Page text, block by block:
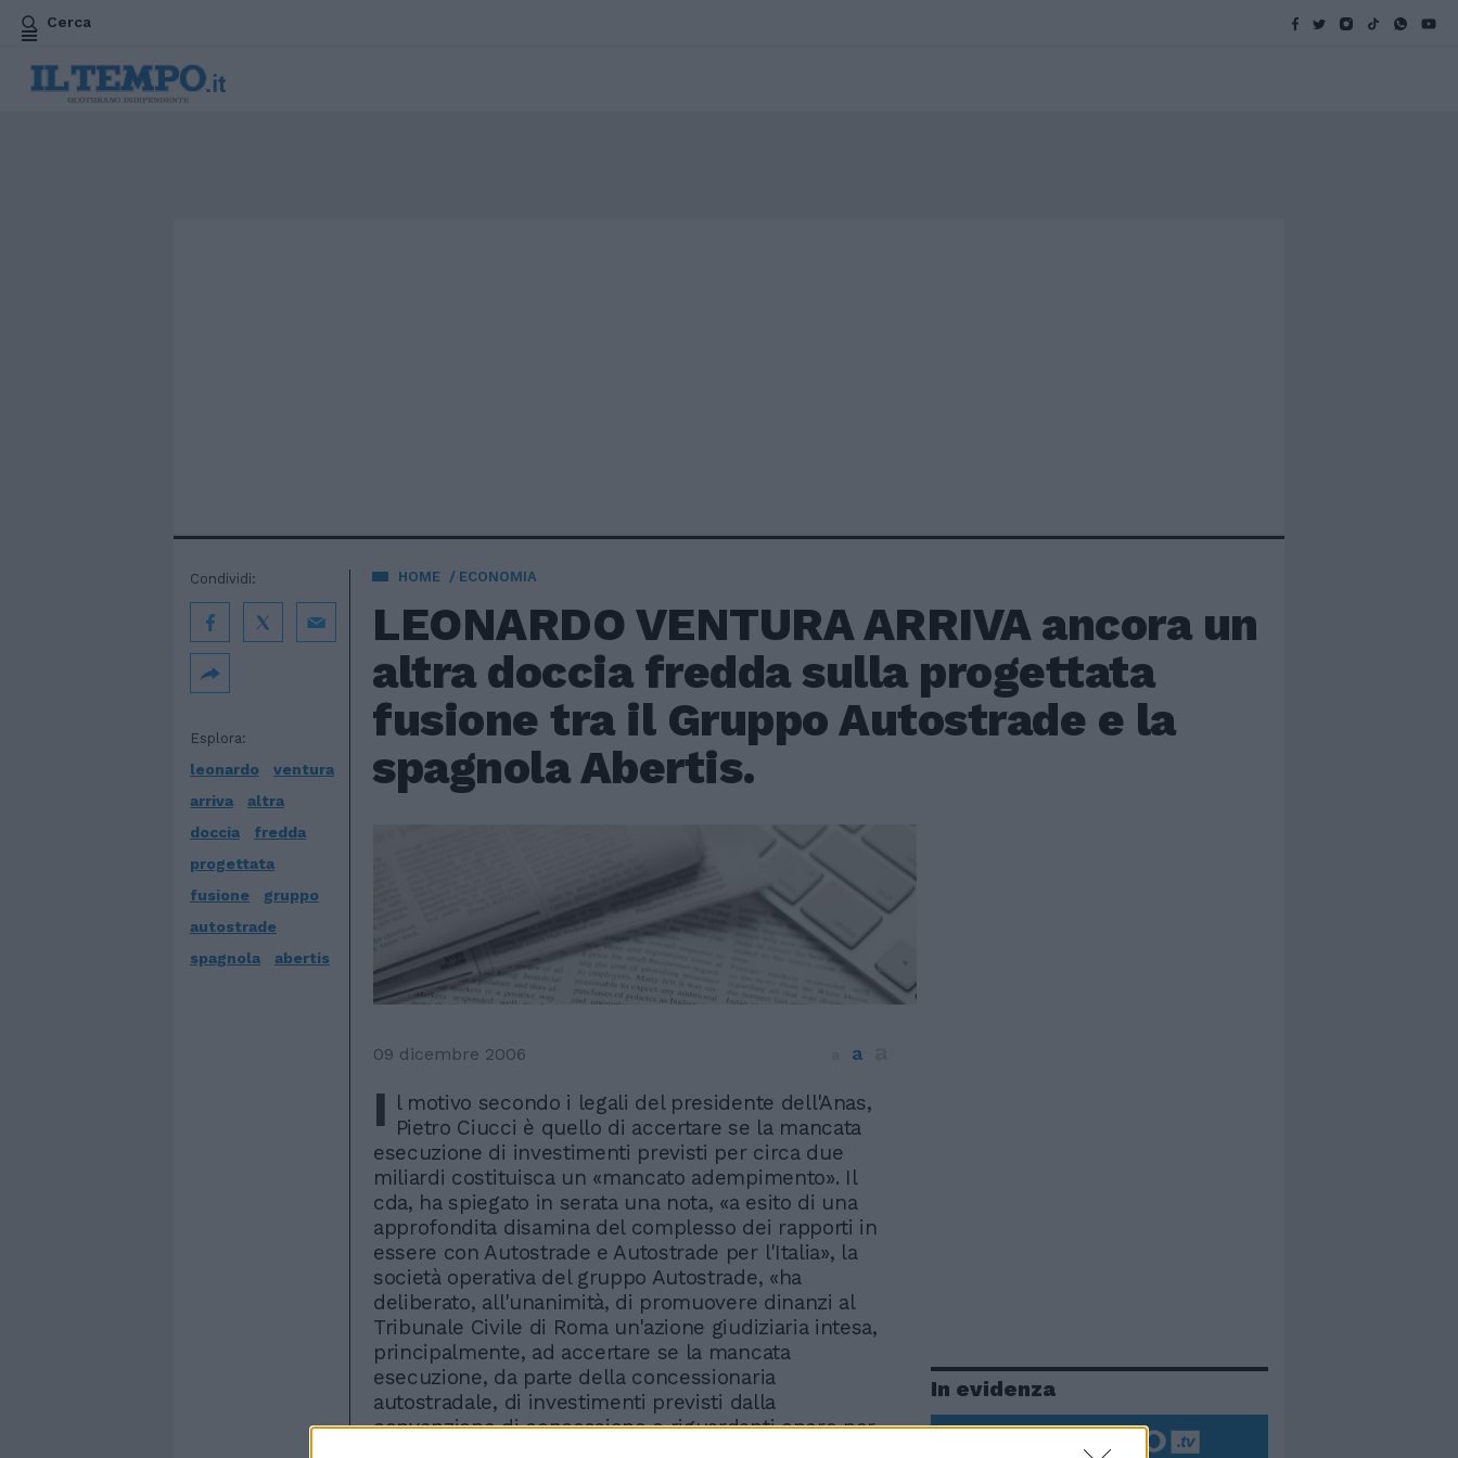
Cerca
HOME ECONOMIA
LEONARDO VENTURA ARRIVA ancora un
altra doccia fredda sulla progettata
fusione tra il Gruppo Autostrade e la
spagnola Abertis.
Esplora:
leonardo
ventura
arriva
altra
doccia
fredda
progettata
fusione
gruppo
autostrade
spagnola
abertis
Condividi:
09 dicembre 2006 a
I l motivo secondo i legali del presidente dell'Anas,
Pietro Ciucci è quello di accertare se la mancata
esecuzione di investimenti previsti per circa due
miliardi costituisca un «mancato adempimento». Il
cda, ha spiegato in serata una nota, «a esito di una
approfondita disamina del complesso dei rapporti in
essere con Autostrade e Autostrade per l'Italia», la
società operativa del gruppo Autostrade, «ha
deliberato, all'unanimità, di promuovere dinanzi al
Tribunale Civile di Roma un'azione giudiziaria intesa,
principalmente, ad accertare se la mancata
esecuzione, da parte della concessionaria
autostradale, di investimenti previsti dalla
convenzione di concessione e riguardanti opere per
In evidenza